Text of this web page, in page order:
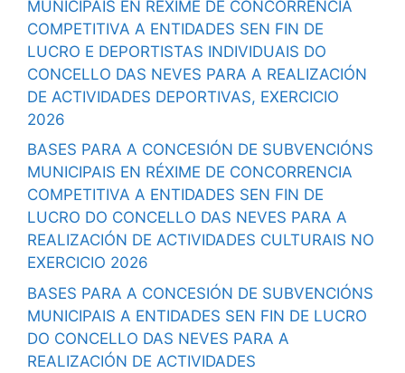
MUNICIPAIS EN RÉXIME DE CONCORRENCIA
COMPETITIVA A ENTIDADES SEN FIN DE
LUCRO E DEPORTISTAS INDIVIDUAIS DO
CONCELLO DAS NEVES PARA A REALIZACIÓN
DE ACTIVIDADES DEPORTIVAS, EXERCICIO
2026
BASES PARA A CONCESIÓN DE SUBVENCIÓNS
MUNICIPAIS EN RÉXIME DE CONCORRENCIA
COMPETITIVA A ENTIDADES SEN FIN DE
LUCRO DO CONCELLO DAS NEVES PARA A
REALIZACIÓN DE ACTIVIDADES CULTURAIS NO
EXERCICIO 2026
BASES PARA A CONCESIÓN DE SUBVENCIÓNS
MUNICIPAIS A ENTIDADES SEN FIN DE LUCRO
DO CONCELLO DAS NEVES PARA A
REALIZACIÓN DE ACTIVIDADES